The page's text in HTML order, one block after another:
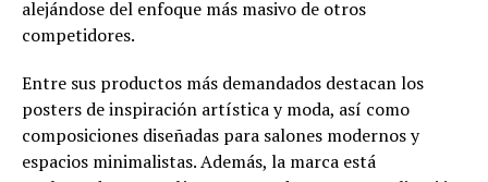
alejándose del enfoque más masivo de otros
competidores.
Entre sus productos más demandados destacan los
posters de inspiración artística y moda, así como
composiciones diseñadas para salones modernos y
espacios minimalistas. Además, la marca está